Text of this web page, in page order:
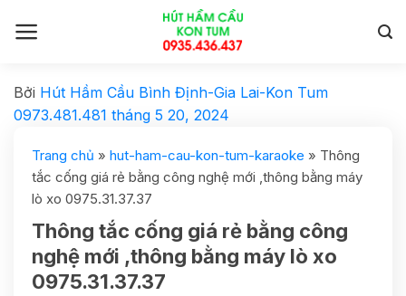
Bởi Hút Hầm Cầu Bình Định-Gia Lai-Kon Tum
0973.481.481 tháng 5 20, 2024
Trang chủ » hut-ham-cau-kon-tum-karaoke » Thông
tắc cống giá rẻ bằng công nghệ mới ,thông bằng máy
lò xo 0975.31.37.37
Thông tắc cống giá rẻ bằng công
nghệ mới ,thông bằng máy lò xo
0975.31.37.37